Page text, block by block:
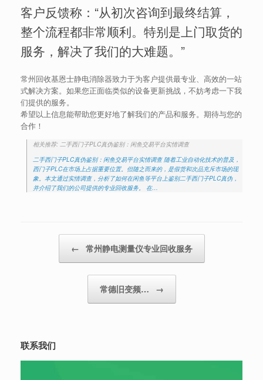
客户反馈称：“从初次咨询到最终结算，
整个流程都非常顺利。特别是上门取货的
服务，解决了我们的大难题。”
常州回收基恩士静电消除器致力于为客户提供最专业、高效的一站
式解决方案。如果您正面临类似的设备更新挑战，不妨考虑一下我
们提供的服务。
希望以上信息能帮助您更好地了解我们的产品和服务。期待与您的
合作！
相关推荐: 二手西门子PLC真伪鉴别：闲鱼交易平台实情调查
二手西门子PLC真伪鉴别：闲鱼交易平台实情调查 随着工业自动化技术的普及，
西门子PLC在市场上占据重要位置。但随之而来的，是假货和次品充斥市场的现
象。本文通过实情调查，分析了如何在闲鱼等平台上鉴别二手西门子PLC真伪，
并介绍了我们的公司提供的专业回收服务。 在…
← 常州静电测量仪专业回收服务
常德旧变频… →
联系我们